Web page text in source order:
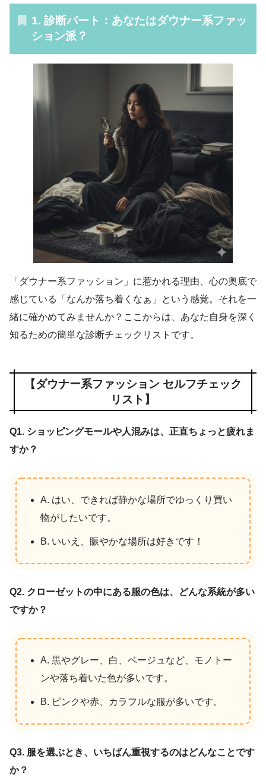
1. 診断パート：あなたはダウナー系ファッ
ション派？
「ダウナー系ファッション」に惹かれる理由、心の奥底で
感じている「なんか落ち着くなぁ」という感覚。それを一
緒に確かめてみませんか？ここからは、あなた自身を深く
知るための簡単な診断チェックリストです。
【ダウナー系ファッション セルフチェック
リスト】
Q1. ショッピングモールや人混みは、正直ちょっと疲れま
すか？
A. はい、できれば静かな場所でゆっくり買い
物がしたいです。
B. いいえ、賑やかな場所は好きです！
Q2. クローゼットの中にある服の色は、どんな系統が多い
ですか？
A. 黒やグレー、白、ベージュなど、モノトー
ンや落ち着いた色が多いです。
B. ピンクや赤、カラフルな服が多いです。
Q3. 服を選ぶとき、いちばん重視するのはどんなことです
か？